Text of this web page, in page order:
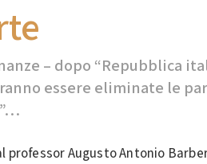
– dopo “Repubblica
essere eliminate le
professor Augusto Antonio